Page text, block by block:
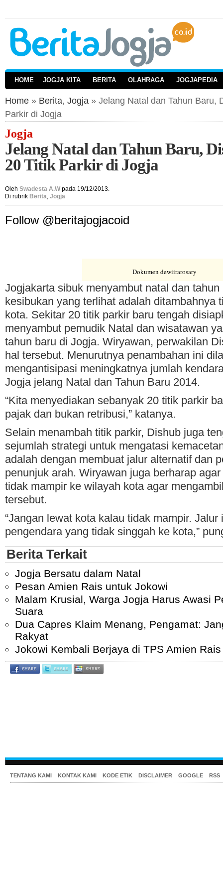
HOME JOGJA KITA BERITA OLAHRAGA JOGJAPEDIA
Home » Berita, Jogja » Jelang Natal dan Tahun Baru,
Parkir di Jogja
Jogja
Jelang Natal dan Tahun Baru,
20 Titik Parkir di Jogja
Oleh Swadesta A.W pada 19/12/2013.
Di rubrik Berita, Jogja
Follow @beritajogjacoid
Dokumen dewiirarosary
Jogjakarta sibuk menyambut natal dan
kesibukan yang terlihat adalah ditambahnya
kota. Sekitar 20 titik parkir baru tengah
menyambut pemudik Natal dan wisatawan
tahun baru di Jogja. Wiryawan, perwakilan
hal tersebut. Menurutnya penambahan ini
mengantisipasi meningkatnya jumlah
Jogja jelang Natal dan Tahun Baru 2014.
“Kita menyediakan sebanyak 20 titik parkir
pajak dan bukan retribusi,” katanya.
Selain menambah titik parkir, Dishub juga
sejumlah strategi untuk mengatasi
adalah dengan membuat jalur alternatif dan
penunjuk arah. Wiryawan juga berharap
tidak mampir ke wilayah kota agar
tersebut.
“Jangan lewat kota kalau tidak mampir. Jalur
pengendara yang tidak singgah ke kota,”
Berita Terkait
Jogja Bersatu dalam Natal
Pesan Amien Rais untuk Jokowi
Malam Krusial, Warga Jogja Harus Awasi
Suara
Dua Capres Klaim Menang, Pengamat:
Rakyat
Jokowi Kembali Berjaya di TPS Amien Rais
TENTANG KAMI KONTAK KAMI KODE ETIK DISCLAIMER GOOGLE RSS